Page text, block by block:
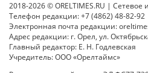
2018-2026 © ORELTIMES.RU |
Телефон редакции: +7 (4862) 48-82-92
Электронная почта редакции:
Адрес редакции: г. Орел, ул.
Главный редактор: Е. Н. Годлевская
Учредитель: ООО «Орелтаймс»